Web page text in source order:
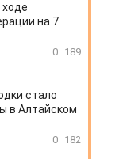
на 7
0 189
стало
в Алтайском
0 182